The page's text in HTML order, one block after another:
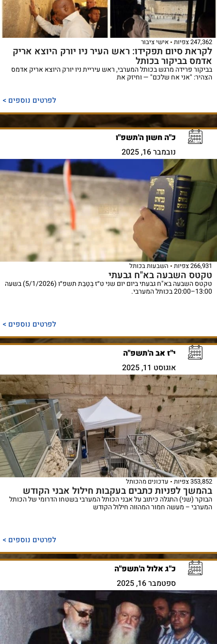
247,362 צפיות אישי ציבור
לקראת סיום תפקידו: ראש העיר ניו יורק היוצא אריק
אדמס בביקור בכותל
בביקור פרידה מרגש בכותל המערבי, ראש עיריית ניו יורק היוצא אריק אדמס
הצהיר: "אני אח שלכם" — וחיזק את
לפרטים נוספים >
כ"ה חשון ה'תשפ"ו
נובמבר 16, 2025
266,931 צפיות השבעות בכותל
טקטס השבעה בא"ח גבעתי
טקטס השבעה בא"ח גבעתי ביום יום שני ט״ז בְּטֵבֵת תשפ״ו (5/1/2026) בשעה
13:00–20:00 בכותל המערבי.
לפרטים נוספים >
י"ז אב ה'תשפ"ה
אוגוסט 11, 2025
353,852 צפיות עדכונים מהכותל
בהמשך לפניות כתבים בעקבות חילול אבני הקודש
הבוקר (שני) התגלה כיתוב על אבני הכותל המערבי בשטחו הדרומי של הכותל
המערבי – מעשה חמור המהווה חילול הקודש
לפרטים נוספים >
כ"ג אלול ה'תשפ"ה
ספטמבר 16, 2025